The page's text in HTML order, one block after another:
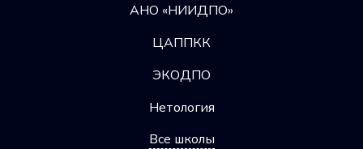
АНО «НИИДПО»
ЦАППКК
ЭКОДПО
Нетология
Все школы